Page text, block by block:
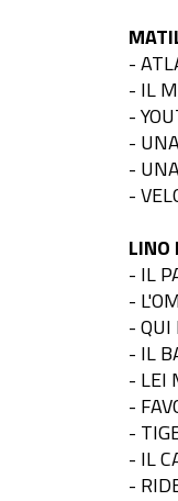
-
- IL
-
-
-
-
LINO
- IL
-
-
- IL
- LEI
-
-
- IL
-